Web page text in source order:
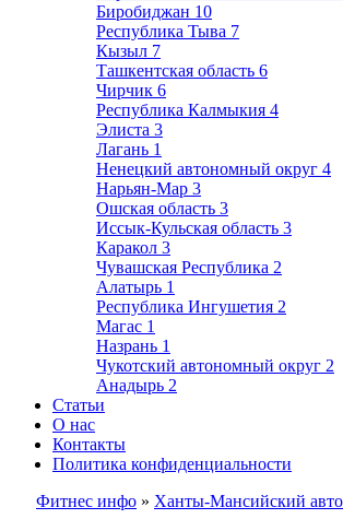
Биробиджан 10
Республика Тыва 7
Кызыл 7
Ташкентская область 6
Чирчик 6
Республика Калмыкия 4
Элиста 3
Лагань 1
Ненецкий автономный округ 4
Нарьян-Мар 3
Ошская область 3
Иссык-Кульская область 3
Каракол 3
Чувашская Республика 2
Алатырь 1
Республика Ингушетия 2
Магас 1
Назрань 1
Чукотский автономный округ 2
Анадырь 2
Статьи
О нас
Контакты
Политика конфиденциальности
Фитнес инфо » Ханты-Мансийский